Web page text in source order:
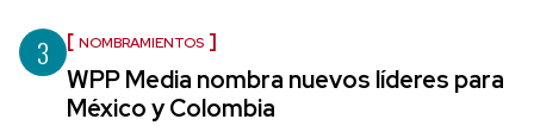
3 NOMBRAMIENTOS
WPP Media nombra nuevos líderes para
México y Colombia